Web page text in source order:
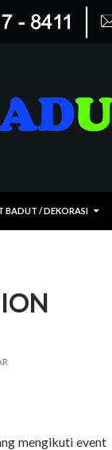
BADUT / DEKORASI
mengikuti event